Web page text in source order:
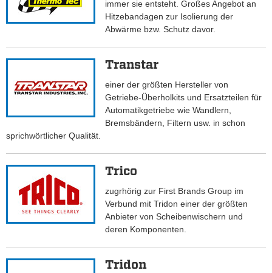
immer sie entsteht. Großes Angebot an
Hitzebandagen zur Isolierung der
Abwärme bzw. Schutz davor.
Transtar
einer der größten Hersteller von
Getriebe-Überholkits und Ersatzteilen für
Automatikgetriebe wie Wandlern,
Bremsbändern, Filtern usw. in schon
sprichwörtlicher Qualität.
Trico
zugrhörig zur First Brands Group im
Verbund mit Tridon einer der größten
Anbieter von Scheibenwischern und
deren Komponenten.
Tridon